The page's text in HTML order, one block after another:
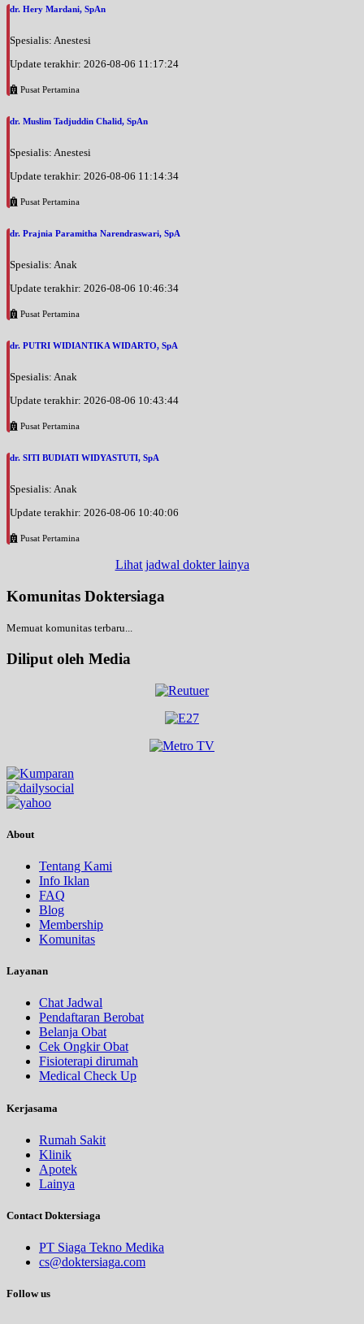
dr. Hery Mardani, SpAn
Spesialis: Anestesi
Update terakhir: 2026-08-06 11:17:24
Pusat Pertamina
dr. Muslim Tadjuddin Chalid, SpAn
Spesialis: Anestesi
Update terakhir: 2026-08-06 11:14:34
Pusat Pertamina
dr. Prajnia Paramitha Narendraswari, SpA
Spesialis: Anak
Update terakhir: 2026-08-06 10:46:34
Pusat Pertamina
dr. PUTRI WIDIANTIKA WIDARTO, SpA
Spesialis: Anak
Update terakhir: 2026-08-06 10:43:44
Pusat Pertamina
dr. SITI BUDIATI WIDYASTUTI, SpA
Spesialis: Anak
Update terakhir: 2026-08-06 10:40:06
Pusat Pertamina
Lihat jadwal dokter lainya
Komunitas Doktersiaga
Memuat komunitas terbaru...
Diliput oleh Media
About
Tentang Kami
Info Iklan
FAQ
Blog
Membership
Komunitas
Layanan
Chat Jadwal
Pendaftaran Berobat
Belanja Obat
Cek Ongkir Obat
Fisioterapi dirumah
Medical Check Up
Kerjasama
Rumah Sakit
Klinik
Apotek
Lainya
Contact Doktersiaga
PT Siaga Tekno Medika
cs@doktersiaga.com
Follow us